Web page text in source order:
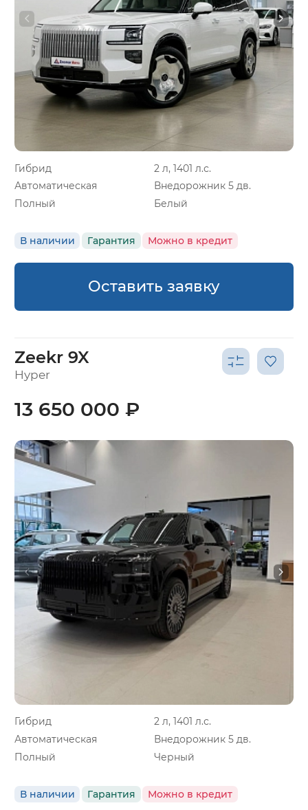
Гибрид
2 л, 1401 л.с.
Автоматическая
Внедорожник 5 дв.
Полный
Белый
В наличии Гарантия Можно в кредит
Оставить заявку
Zeekr 9X
Hyper
Гибрид
2 л, 1401 л.с.
Автоматическая
Внедорожник 5 дв.
Полный
Черный
В наличии Гарантия Можно в кредит
13 650 000 ₽